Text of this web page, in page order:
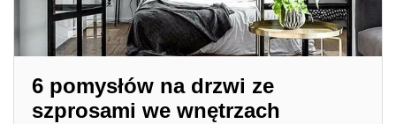
6 pomysłów na drzwi ze
szprosami we wnętrzach